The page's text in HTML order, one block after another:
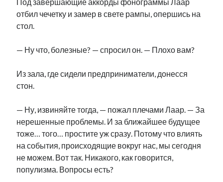
отбил чечетку и замер в свете рампы, опершись на
стол.
— Ну что, болезные? — спросил он. — Плохо вам?
Из зала, где сидели предприниматели, донесся
стон.
— Ну, извиняйте тогда, — пожал плечами Лаар. — За
нерешенные проблемы. И за ближайшее будущее
тоже… того… простите уж сразу. Потому что влиять
на события, происходящие вокруг нас, мы сегодня
не можем. Вот так. Никакого, как говорится,
популизма. Вопросы есть?